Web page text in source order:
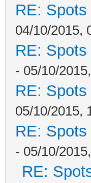
RE:
04/10/2015,
RE:
- 05/10/
RE:
05/10/2015,
RE:
- 05/10/
RE: